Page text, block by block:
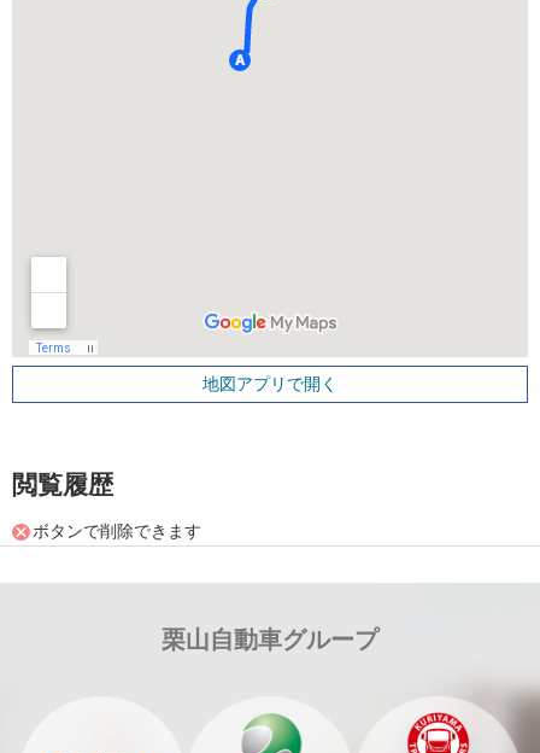
地図アプリで開く
閲覧履歴
ボタンで削除できます
栗山自動車グループ